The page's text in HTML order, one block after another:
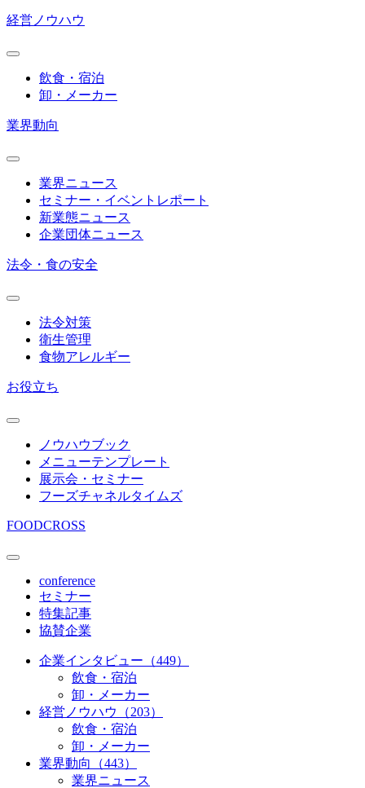
経営ノウハウ
飲食・宿泊
卸・メーカー
業界動向
業界ニュース
セミナー・イベントレポート
新業態ニュース
企業団体ニュース
法令・食の安全
法令対策
衛生管理
食物アレルギー
お役立ち
ノウハウブック
メニューテンプレート
展示会・セミナー
フーズチャネルタイムズ
FOODCROSS
conference
セミナー
特集記事
協賛企業
企業インタビュー（449）
飲食・宿泊
卸・メーカー
経営ノウハウ（203）
飲食・宿泊
卸・メーカー
業界動向（443）
業界ニュース